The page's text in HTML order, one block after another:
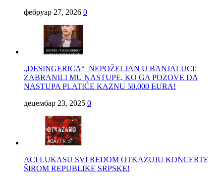
фебруар 27, 2026 0
„DESINGERICA“ NEPOŽELJAN U BANJALUCI:
ZABRANILI MU NASTUPE, KO GA POZOVE DA
NASTUPA PLATIĆE KAZNU 50.000 EURA!
децембар 23, 2025 0
ACI LUKASU SVI REDOM OTKAZUJU KONCERTE
ŠIROM REPUBLIKE SRPSKE!